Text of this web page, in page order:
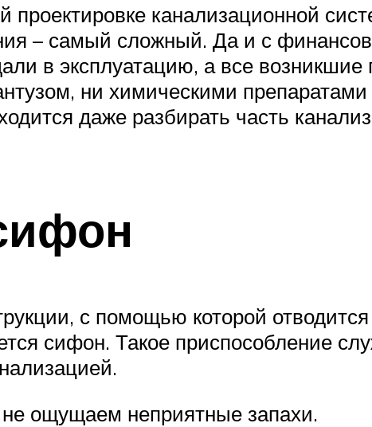
проектировке канализационной
– самый сложный. Да и с
в эксплуатацию, а все
ни химическими
даже разбирать часть
с помощью которой
сифон. Такое приспособление
ощущаем неприятные запахи.